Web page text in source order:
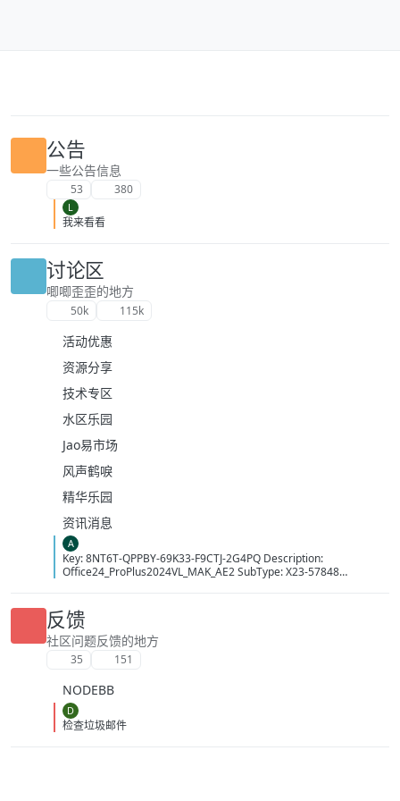
公告
一些公告信息
53 380
L
我来看看
讨论区
唧唧歪歪的地方
50k 115k
活动优惠
资源分享
技术专区
水区乐园
Jao易市场
风声鹤唳
精华乐园
资讯消息
A
Key: 8NT6T-QPPBY-69K33-F9CTJ-2G4PQ Description:
Office24_ProPlus2024VL_MAK_AE2 SubType: X23-57848
反馈
社区问题反馈的地方
35 151
NODEBB
D
检查垃圾邮件